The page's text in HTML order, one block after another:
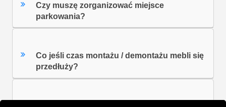
Czy muszę zorganizować miejsce
parkowania?
Co jeśli czas montażu / demontażu mebli się
przedłuży?